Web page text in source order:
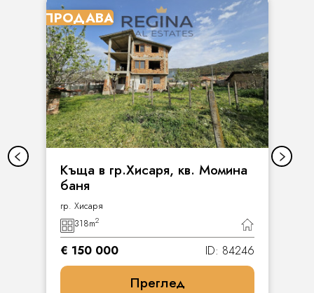
ПРОДАВА
Къща в гр.Хисаря, кв. Момина
баня
гр. Хисаря
318m2
€ 150 000 ID: 84246
Преглед